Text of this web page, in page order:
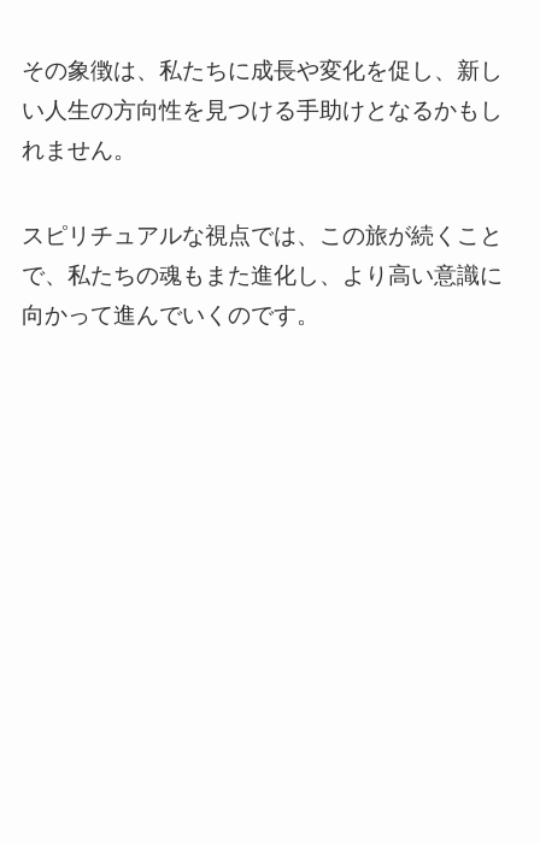
その象徴は、私たちに成長や変化を促し、新し
い人生の方向性を見つける手助けとなるかもし
れません。
スピリチュアルな視点では、この旅が続くこと
で、私たちの魂もまた進化し、より高い意識に
向かって進んでいくのです。